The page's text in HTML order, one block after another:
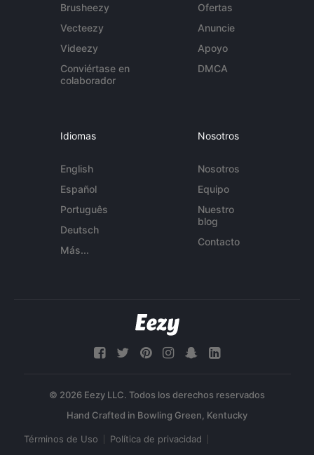
Brusheezy
Vecteezy
Videezy
Conviértase en
colaborador
Ofertas
Anuncie
Apoyo
DMCA
Idiomas
English
Español
Português
Deutsch
Más...
Nosotros
Nosotros
Equipo
Nuestro
blog
Contacto
© 2026 Eezy LLC. Todos los derechos reservados
Términos de Uso Política de privacidad